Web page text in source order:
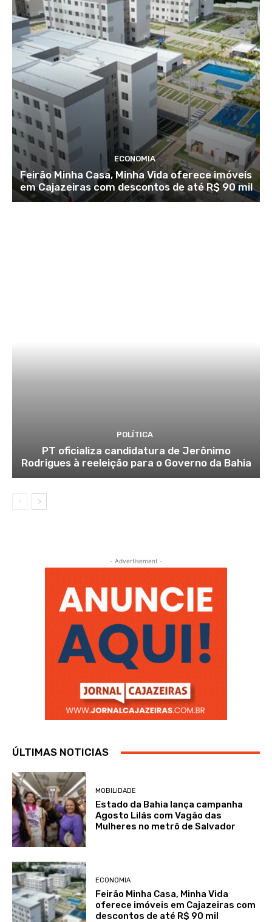
ECONOMIA
Feirão Minha Casa, Minha Vida oferece imóveis
em Cajazeiras com descontos de até R$ 90 mil
POLÍTICA
PT oficializa candidatura de Jerônimo
Rodrigues à reeleição para o Governo da Bahia
- Advertisement -
ÚLTIMAS NOTICIAS
MOBILIDADE
Estado da Bahia lança campanha
Agosto Lilás com Vagão das
Mulheres no metrô de Salvador
ECONOMIA
Feirão Minha Casa, Minha Vida
oferece imóveis em Cajazeiras com
descontos de até R$ 90 mil